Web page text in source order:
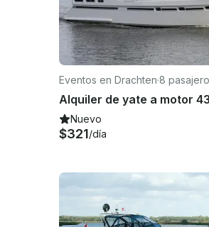
Eventos en Drachten·8
Nuevo
$321/día